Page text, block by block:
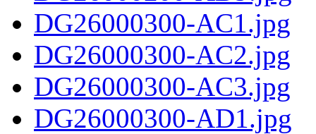
DG26000300-AC1.jpg
DG26000300-AC2.jpg
DG26000300-AC3.jpg
DG26000300-AD1.jpg